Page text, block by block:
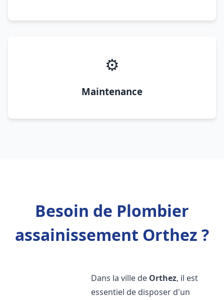
⚙️
Maintenance
Besoin de Plombier
assainissement Orthez ?
Dans la ville de Orthez, il est
essentiel de disposer d'un